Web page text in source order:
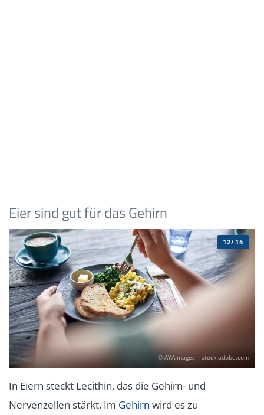
Eier sind gut für das Gehirn
© AYAimages – stock.adobe.com
12/15
In Eiern steckt Lecithin, das die Gehirn- und
Nervenzellen stärkt. Im Gehirn wird es zu